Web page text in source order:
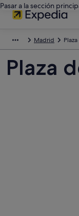
Pasar a la sección
Madrid
Plaza